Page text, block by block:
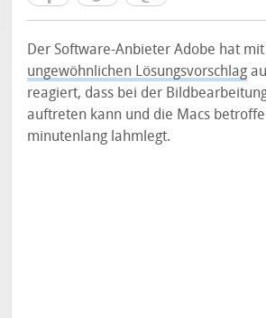
Der Software-Anbieter Adobe hat
ungewöhnlichen Lösungsvorschlag
reagiert, dass bei der
auftreten kann und die Macs
minutenlang lahmlegt.